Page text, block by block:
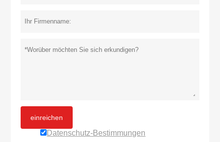
einreichen
Datenschutz-Bestimmungen